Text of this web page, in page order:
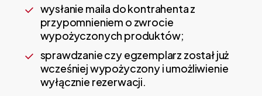
wysłanie maila do kontrahenta z
przypomnieniem o zwrocie
wypożyczonych produktów;
sprawdzanie czy egzemplarz został już
wcześniej wypożyczony i umożliwienie
wyłącznie rezerwacji.